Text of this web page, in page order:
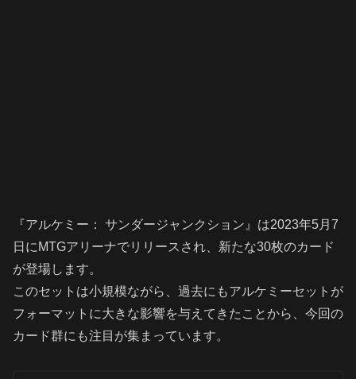
『アルケミー： サンダージャンクション』は2023年5月7
日にMTGアリーナでリリースされ、新たな30枚のカード
が登場します。
このセットは小規模ながら、過去にもアルケミーセットが
フォーマットに大きな影響を与えてきたことから、今回の
カード群にも注目が集まっています。